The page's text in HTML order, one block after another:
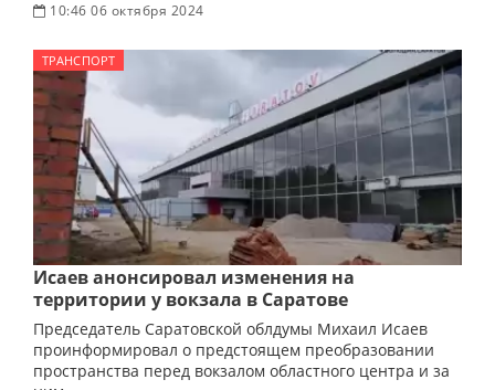
10:46 06 октября 2024
ТРАНСПОРТ
Исаев анонсировал изменения на
территории у вокзала в Саратове
Председатель Саратовской облдумы Михаил Исаев
проинформировал о предстоящем преобразовании
пространства перед вокзалом областного центра и за